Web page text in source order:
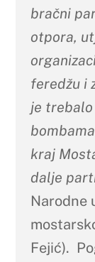
bračni
otpora,
feredžu i
je
kraj
dalje
Narodne
Fejić).